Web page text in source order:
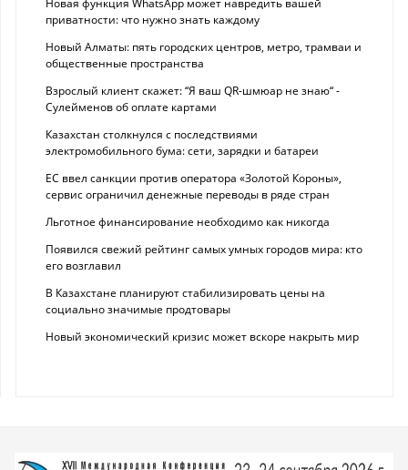
Новая функция WhatsApp может навредить вашей
приватности: что нужно знать каждому
Новый Алматы: пять городских центров, метро, трамваи и
общественные пространства
Взрослый клиент скажет: “Я ваш QR-шмюар не знаю“ -
Сулейменов об оплате картами
Казахстан столкнулся с последствиями
электромобильного бума: сети, зарядки и батареи
ЕС ввел санкции против оператора «Золотой Короны»,
сервис ограничил денежные переводы в ряде стран
Льготное финансирование необходимо как никогда
Появился свежий рейтинг самых умных городов мира: кто
его возглавил
В Казахстане планируют стабилизировать цены на
социально значимые продтовары
Новый экономический кризис может вскоре накрыть мир